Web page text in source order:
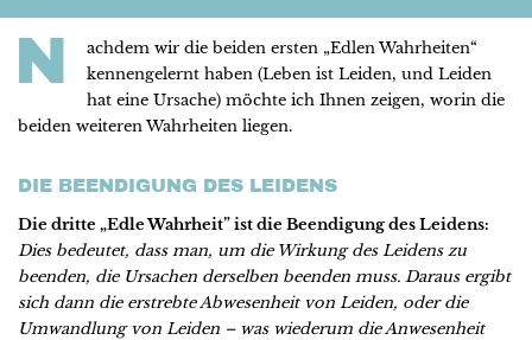
N
achdem wir die beiden ersten „Edlen Wahrheiten“
kennengelernt haben (Leben ist Leiden, und Leiden
hat eine Ursache) möchte ich Ihnen zeigen, worin die
beiden weiteren Wahrheiten liegen.
DIE BEENDIGUNG DES LEIDENS
Die dritte „Edle Wahrheit” ist die Beendigung des Leidens:
Dies bedeutet, dass man, um die Wirkung des Leidens zu
beenden, die Ursachen derselben beenden muss. Daraus ergibt
sich dann die erstrebte Abwesenheit von Leiden, oder die
Umwandlung von Leiden – was wiederum die Anwesenheit